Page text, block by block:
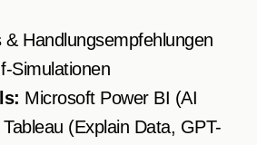
& Handlungsempfehlungen
Simulationen
Microsoft Power BI (AI
(Explain Data, GPT-